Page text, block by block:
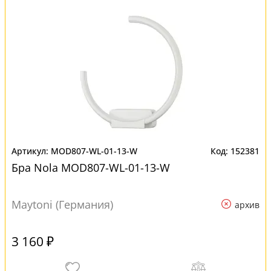
MOD807-WL-01-13-W 152381
Бра Nola MOD807-WL-01-13-W
Maytoni (Германия) архив
3 160 ₽